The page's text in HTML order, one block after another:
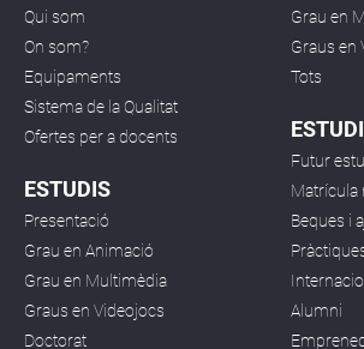
Qui som
On som?
Equipaments
Sistema de la Qualitat
Ofertes per a docents
ESTUDIS
Presentació
Grau en Animació
Grau en Multimèdia
Graus en Videojocs
Doctorat
Grau en
Graus en
Tots
Futur
Matrícula
Beques i
Alumni